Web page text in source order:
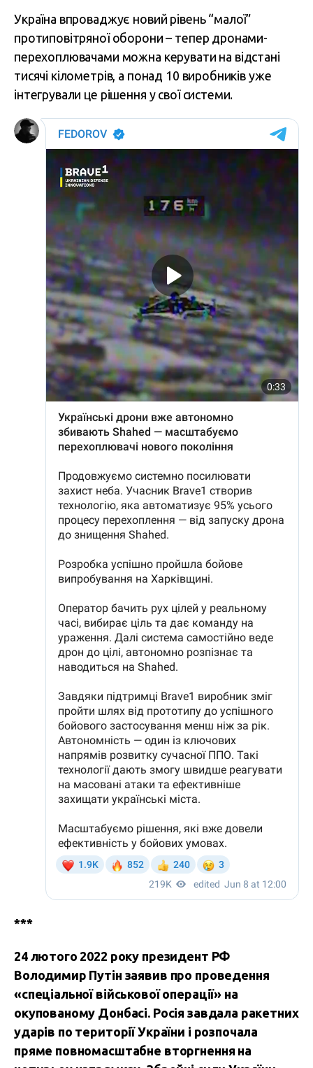
Україна впроваджує новий рівень “малої”
протиповітряної оборони – тепер дронами-
перехоплювачами можна керувати на відстані
тисячі кілометрів, а понад 10 виробників уже
інтегрували це рішення у свої системи.
***
24 лютого 2022 року президент РФ
Володимир Путін заявив про проведення
«спеціальної військової операції» на
окупованому Донбасі. Росія завдала ракетних
ударів по території України і розпочала
пряме повномасштабне вторгнення на